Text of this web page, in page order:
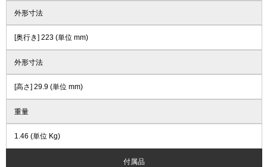
外形寸法
[奥行き] 223 (単位 mm)
外形寸法
[高さ] 29.9 (単位 mm)
重量
1.46 (単位 Kg)
付属品